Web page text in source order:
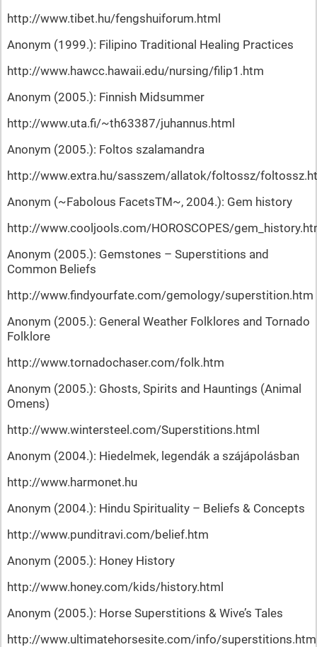
http://www.tibet.hu/fengshuiforum.html
Anonym (1999.): Filipino Traditional Healing Practices
http://www.hawcc.hawaii.edu/nursing/filip1.htm
Anonym (2005.): Finnish Midsummer
http://www.uta.fi/~th63387/juhannus.html
Anonym (2005.): Foltos szalamandra
http://www.extra.hu/sasszem/allatok/foltossz/
Anonym (~Fabolous FacetsTM~, 2004.): Gem history
http://www.cooljools.com/HOROSCOPES/
Anonym (2005.): Gemstones – Superstitions and
Common Beliefs
http://www.findyourfate.com/gemology/superstition.htm
Anonym (2005.): General Weather Folklores and Tornado
Folklore
http://www.tornadochaser.com/folk.htm
Anonym (2005.): Ghosts, Spirits and Hauntings (Animal
Omens)
http://www.wintersteel.com/Superstitions.html
Anonym (2004.): Hiedelmek, legendák a szájápolásban
http://www.harmonet.hu
Anonym (2004.): Hindu Spirituality – Beliefs & Concepts
http://www.punditravi.com/belief.htm
Anonym (2005.): Honey History
http://www.honey.com/kids/history.html
Anonym (2005.): Horse Superstitions & Wive’s Tales
http://www.ultimatehorsesite.com/info/